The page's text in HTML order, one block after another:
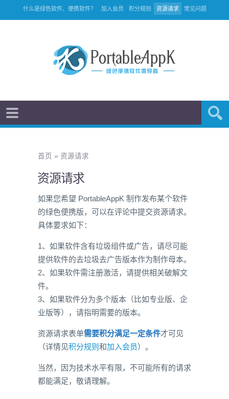
什么是绿色软件、便携软件？ 加入会员 积分规则 资源请求 常见问题
首页 » 资源请求
资源请求
如果您希望 PortableAppK 制作发布某个软件
的绿色便携版，可以在评论中提交资源请求。
具体要求如下：
1、如果软件含有垃圾组件或广告，请尽可能
提供软件的去垃圾去广告版本作为制作母本。
2、如果软件需注册激活，请提供相关破解文
件。
3、如果软件分为多个版本（比如专业版、企
业版等），请指明需要的版本。
资源请求表单需要积分满足一定条件才可见
（详情见积分规则 和加入会员）。
当然，因为技术水平有限，不可能所有的请求
都能满足，敬请理解。